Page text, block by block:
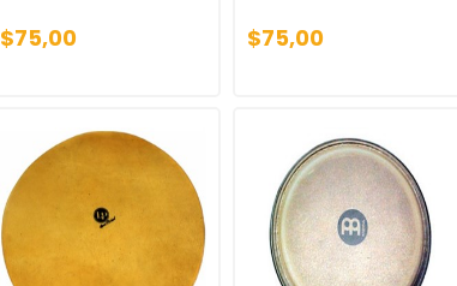
$75,00 $75,00